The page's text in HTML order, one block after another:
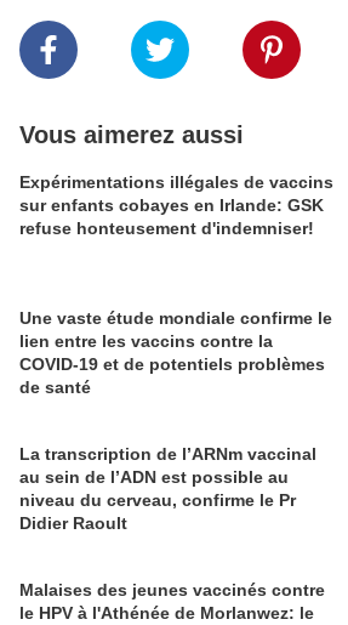
Vous aimerez aussi
Expérimentations illégales de vaccins
sur enfants cobayes en Irlande: GSK
refuse honteusement d'indemniser!
Une vaste étude mondiale confirme le
lien entre les vaccins contre la
COVID-19 et de potentiels problèmes
de santé
La transcription de l’ARNm vaccinal
au sein de l’ADN est possible au
niveau du cerveau, confirme le Pr
Didier Raoult
Malaises des jeunes vaccinés contre
le HPV à l'Athénée de Morlanwez: le